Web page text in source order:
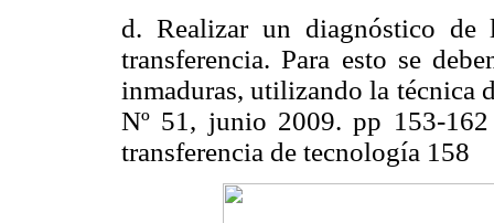
d. Realizar un diagnóstico de
transferencia. Para esto se
inmaduras, utilizando la técnica
Nº 51, junio 2009. pp 153-
transferencia de tecnología 158